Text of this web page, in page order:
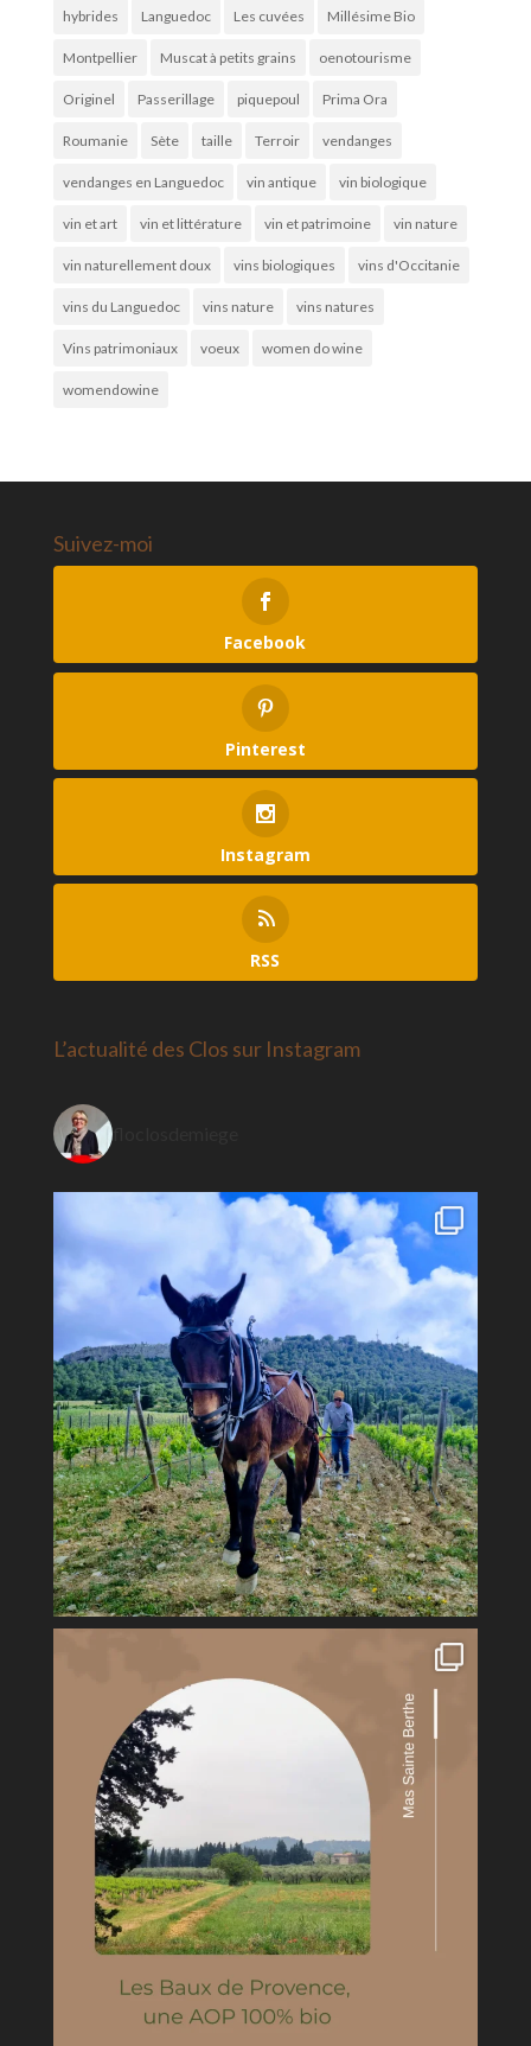
hybrides Languedoc Les cuvées Millésime Bio
Montpellier Muscat à petits grains oenotourisme
Originel Passerillage piquepoul Prima Ora
Roumanie Sète taille Terroir vendanges
vendanges en Languedoc vin antique vin biologique
vin et art vin et littérature vin et patrimoine vin nature
vin naturellement doux vins biologiques vins d'Occitanie
vins du Languedoc vins nature vins natures
Vins patrimoniaux voeux women do wine
womendowine
Suivez-moi
Facebook
Pinterest
Instagram
RSS
L’actualité des Clos sur Instagram
floclosdemiege